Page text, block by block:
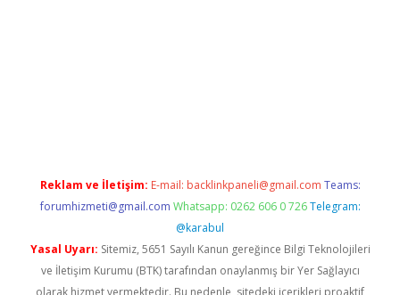
Reklam ve İletişim: E-mail: backlinkpaneli@gmail.com Teams:
forumhizmeti@gmail.com Whatsapp: 0262 606 0 726 Telegram:
@karabul
Yasal Uyarı: Sitemiz, 5651 Sayılı Kanun gereğince Bilgi Teknolojileri
ve İletişim Kurumu (BTK) tarafından onaylanmış bir Yer Sağlayıcı
olarak hizmet vermektedir. Bu nedenle, sitedeki içerikleri proaktif